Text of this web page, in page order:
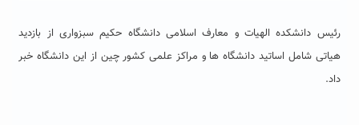
رئیس دانشکده الهیات و معارف اسلامی دانشگاه حکیم سبزواری از بازدید
هیاتی شامل اساتید دانشگاه ها و مراکز علمی کشور چین از این دانشگاه خبر
داد.